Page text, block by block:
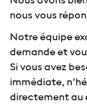
nous vous
Notre équipe
demande et
Si vous avez
immédiate,
directement au